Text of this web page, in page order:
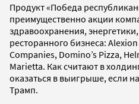
Продукт «Победа
преимущественно акции
здравоохранения,
ресторанного бизнеса:
Companies, Domino’s Pizza,
Marietta. Как считают в
оказаться в выигрыше, если
Трамп.